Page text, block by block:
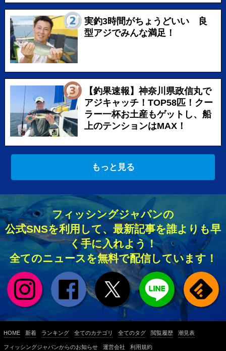
実釣3時間がちょうどいい 良
型アジでみんな満足！
【釣果速報】神奈川県政信丸で
アジキャッチ！TOP58匹！クー
ラー一杯お土産もゲットし、船
上のテンションはMAX！
もっと見る
フィッシングジャパンの
公式SNSを利用して、最新記事を誰よりも早
く手に入れよう！
全てのニュースを無料で配信しています！
HOME 新着 ランキング 全てのカテゴリ 全てのタグ 閲覧履歴 潮見表
フィッシングジャパンからのお知らせ 運営会社 利用規約